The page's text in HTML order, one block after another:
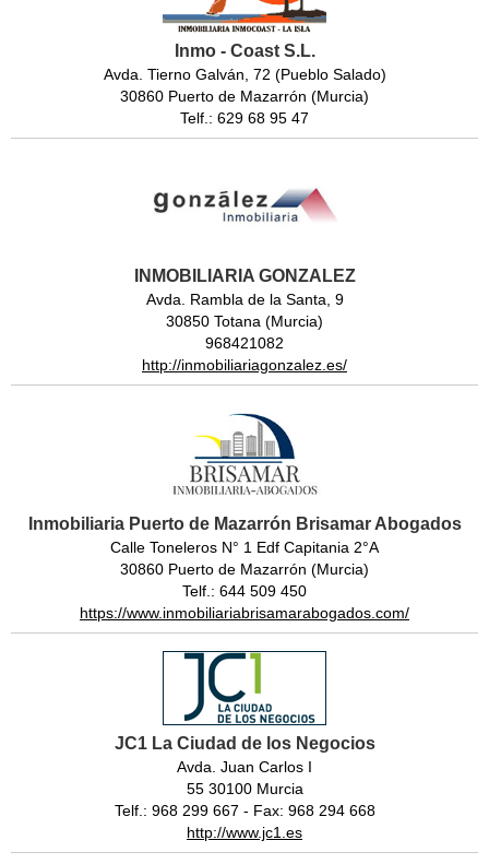
Inmo - Coast S.L.
Avda. Tierno Galván, 72 (Pueblo Salado)
30860 Puerto de Mazarrón (Murcia)
Telf.: 629 68 95 47
INMOBILIARIA GONZALEZ
Avda. Rambla de la Santa, 9
30850 Totana (Murcia)
968421082
http://inmobiliariagonzalez.es/
Inmobiliaria Puerto de Mazarrón Brisamar Abogados
Calle Toneleros N° 1 Edf Capitania 2°A
30860 Puerto de Mazarrón (Murcia)
Telf.: 644 509 450
https://www.inmobiliariabrisamarabogados.com/
JC1 La Ciudad de los Negocios
Avda. Juan Carlos I
55 30100 Murcia
Telf.: 968 299 667 - Fax: 968 294 668
http://www.jc1.es